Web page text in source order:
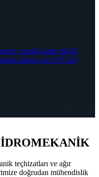
epoksi kaplı düktil
hatları için EN 545
teçhizatları ve ağır
doğrudan mühendislik